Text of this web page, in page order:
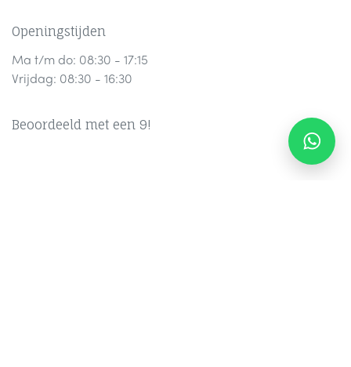
Openingstijden
Ma t/m do: 08:30 - 17:15
Vrijdag: 08:30 - 16:30
Beoordeeld met een 9!